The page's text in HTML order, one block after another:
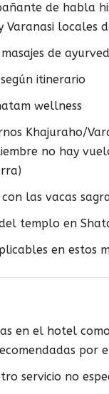
de habla
Varanasi locales
de
itinerario
wellness
Khajuraho/
no hay
con las vacas
templo en
en estos
en el hotel
por
servicio no